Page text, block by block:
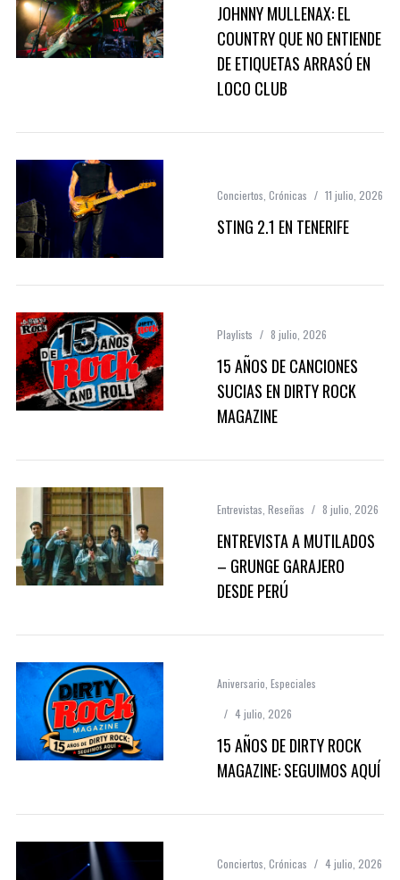
JOHNNY MULLENAX: EL
COUNTRY QUE NO ENTIENDE
DE ETIQUETAS ARRASÓ EN
LOCO CLUB
Conciertos, Crónicas 11 julio, 2026
STING 2.1 EN TENERIFE
Playlists 8 julio, 2026
15 AÑOS DE CANCIONES
SUCIAS EN DIRTY ROCK
MAGAZINE
Entrevistas Reseñas 8 julio, 2026
ENTREVISTA A MUTILADOS
– GRUNGE GARAJERO
DESDE PERÚ
Aniversario Especiales
4 julio, 2026
15 AÑOS DE DIRTY ROCK
MAGAZINE: SEGUIMOS AQUÍ
Conciertos Crónicas 4 julio, 2026